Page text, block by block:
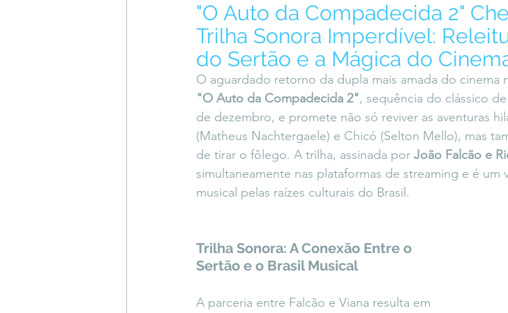
Coluna do Vasques #DescomplicaLara #entrevista Entre Palavras
DESIMAGINAR Saiba Direito
"O Auto da Compadecida 2"
Trilha Sonora Imperdível:
do Sertão e a Mágica do
O aguardado retorno da dupla mais amada do cinema
"O Auto da Compadecida 2", sequência do clássico
de dezembro, e promete não só reviver as aventuras
(Matheus Nachtergaele) e Chicó (Selton Mello), mas
de tirar o fôlego. A trilha, assinada por João Falcão e
simultaneamente nas plataformas de streaming e é um
musical pelas raízes culturais do Brasil.
Trilha Sonora: A Conexão Entre o
Sertão e o Brasil Musical
A parceria entre Falcão e Viana resulta em